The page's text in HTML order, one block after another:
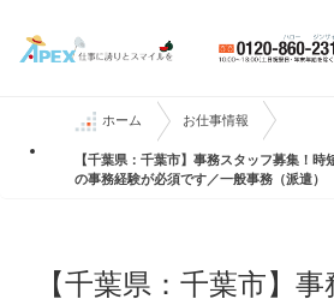
ホーム お仕事情報
【千葉県：千葉市】事務スタッフ募集！
の事務経験が必須です／一般事務（派遣）
【千葉県：千葉市】